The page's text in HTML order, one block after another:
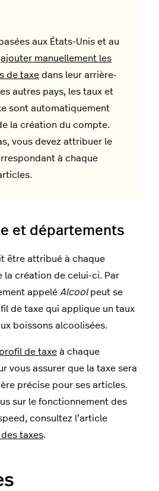
aux États-Unis et au
ajouter manuellement les
de taxe dans leur arrière-
autres pays, les taux et
sont automatiquement
la création du compte.
vous devez attribuer le
à chaque
et départements
être attribué à chaque
la création de celui-ci. Par
appelé Alcoolpeut se
de taxe qui applique un taux
boissons alcoolisées.
de taxe à chaque
vous assurer que la taxe sera
précise pour ses articles.
sur le fonctionnement des
consultez l’article
taxes.